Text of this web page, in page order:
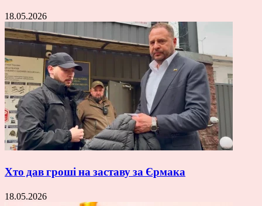
18.05.2026
Хто дав гроші на заставу за Єрмака
18.05.2026